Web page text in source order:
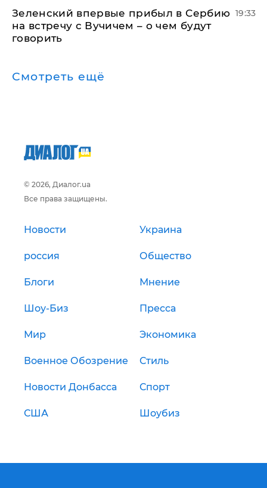
Зеленский впервые прибыл в Сербию
на встречу с Вучичем – о чем будут
говорить
19:33
Смотреть ещё
© 2026, Диалог.ua
Все права защищены.
Новости Украина
россия Общество
Блоги Мнение
Шоу-Биз Пресса
Мир Экономика
Военное Обозрение Стиль
Новости Донбасса Спорт
США Шоубиз